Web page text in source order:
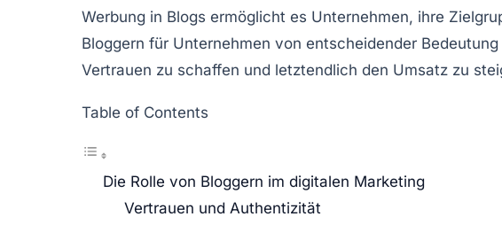
Werbung in Blogs ermöglicht es Unternehmen, ihre
Bloggern für Unternehmen von entscheidender
Vertrauen zu schaffen und letztendlich den Umsatz zu
Table of Contents
Die Rolle von Bloggern im digitalen Marketing
Vertrauen und Authentizität